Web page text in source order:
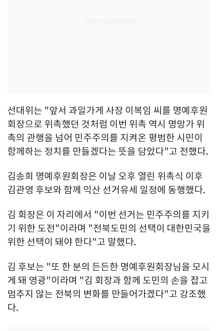
선대위는 "앞서 과일가게 사장 이복임 씨를 명예후원
회장으로 위촉했던 것처럼 이번 위촉 역시 명망가 위
촉의 관행을 넘어 민주주의를 지켜온 평범한 시민이
함께하는 정치를 만들겠다는 뜻을 담았다"고 전했다.
김송희 명예후원회장은 이날 오후 열린 위촉식 이후
김관영 후보와 함께 익산 선거유세 일정에 동행했다.
김 회장은 이 자리에서 "이번 선거는 민주주의를 지키
기 위한 도전"이라며 "전북도민의 선택이 대한민국을
위한 선택이 돼야 한다"고 말했다.
김 후보는 "또 한 분의 든든한 명예후원회장님을 모시
게 돼 영광"이라며 "김 회장과 함께 도민의 손을 잡고
멈추지 않는 전북의 변화를 만들어가겠다"고 강조했
다.